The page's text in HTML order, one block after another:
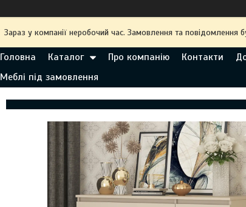
Зараз у компанії неробочий час. Замовлення та
Головна Каталог Про компанію Контакти
Меблі під замовлення